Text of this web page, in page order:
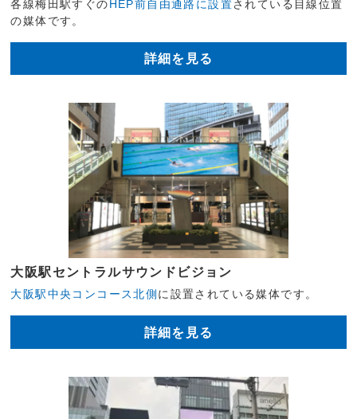
各線梅田駅すぐの HEP前自由通路に設置されている目線位置
の媒体です。
詳細を見る
大阪駅セントラルサウンドビジョン
大阪駅中央コンコース北側に設置されている媒体です。
詳細を見る